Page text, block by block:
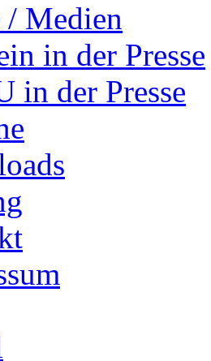
/ Medien
in der Presse
in der Presse